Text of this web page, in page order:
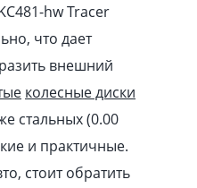
hw Tracer
что дает
внешний
колесные диски
стальных (0.00
и практичные.
стоит обратить